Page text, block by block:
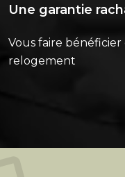
Une garantie
Vous faire
relogement